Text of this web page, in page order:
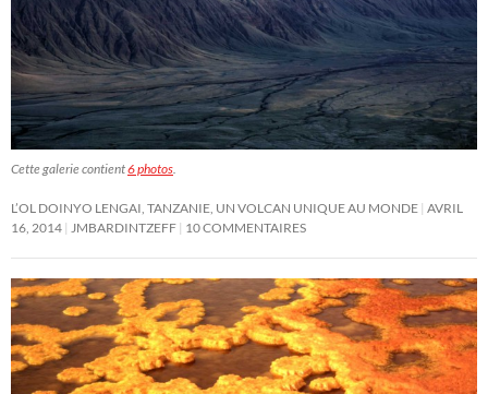
Cette galerie contient6 photos.
L’OL DOINYO LENGAI, TANZANIE, UN VOLCAN UNIQUE AU MONDE AVRIL
16, 2014 JMBARDINTZEFF 10 COMMENTAIRES